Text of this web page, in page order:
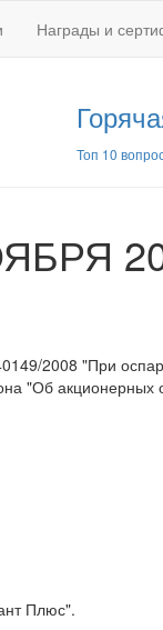
Награды и
Топ 10
2008 "При
"Об акционерных
Плюс".